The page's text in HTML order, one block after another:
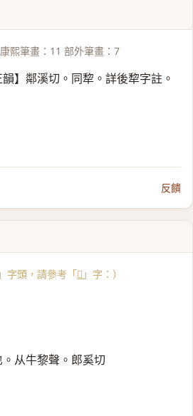
熙筆畫：11 部外筆畫：7
韻】鄰溪切。同犂。詳後犂字註。
反饋
字頭，請參考「𤛿 」字：）
从牛黎聲。郎奚切